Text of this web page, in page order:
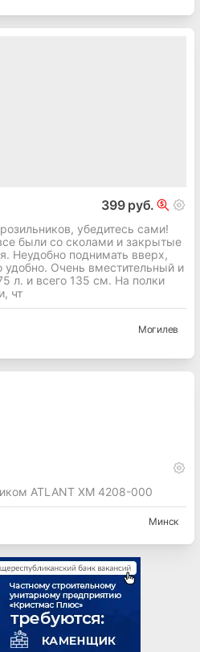
399 руб.
убедитесь сами!
были со сколами и закрытые
Неудобно поднимать вверх,
удобно. Очень вместительный и
л. и всего 135 см. На полки
чт
Могилев
ATLANT ХМ 4208-000
Минск